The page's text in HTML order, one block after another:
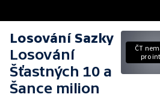
Losování Sazky
Losování
Šťastných 10 a
Šance milion
ČT
pro